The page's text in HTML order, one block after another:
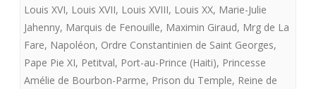
Louis XVI, Louis XVII, Louis XVIII, Louis XX, Marie-Julie
Jahenny, Marquis de Fenouille, Maximin Giraud, Mrg de La
Fare, Napoléon, Ordre Constantinien de Saint Georges,
Pape Pie XI, Petitval, Port-au-Prince (Haiti), Princesse
Amélie de Bourbon-Parme, Prison du Temple, Reine de